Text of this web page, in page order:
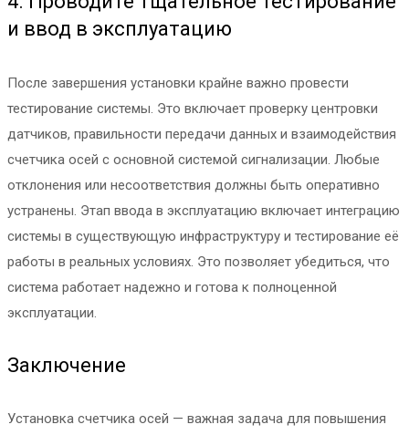
и ввод в эксплуатацию
После завершения установки крайне важно провести
тестирование системы. Это включает проверку центровки
датчиков, правильности передачи данных и взаимодействия
счетчика осей с основной системой сигнализации. Любые
отклонения или несоответствия должны быть оперативно
устранены. Этап ввода в эксплуатацию включает интеграцию
системы в существующую инфраструктуру и тестирование её
работы в реальных условиях. Это позволяет убедиться, что
система работает надежно и готова к полноценной
эксплуатации.
Заключение
Установка счетчика осей — важная задача для повышения